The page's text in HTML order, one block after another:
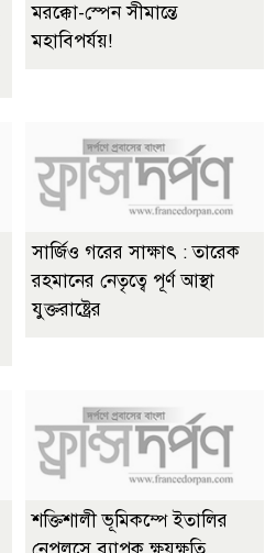
মরক্কো-স্পেন সীমান্তে
মহাবিপর্যয়!
সার্জিও গরের সাক্ষাৎ : তারেক
রহমানের নেতৃত্বে পূর্ণ আস্থা
যুক্তরাষ্ট্রের
শক্তিশালী ভূমিকম্পে ইতালির